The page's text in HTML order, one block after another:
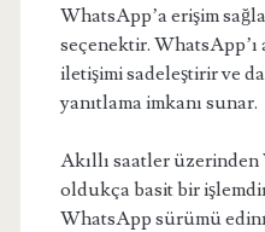
WhatsApp’a erişim
seçenektir. WhatsApp’ı
iletişimi sadeleştirir ve
yanıtlama imkanı sunar.
Akıllı saatler
oldukça basit bir
WhatsApp sürümü